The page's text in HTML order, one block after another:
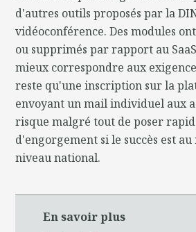
d'autres outils proposés par la
vidéoconférence. Des modules
ou supprimés par rapport au
mieux correspondre aux
reste qu'une inscription sur la
envoyant un mail individuel aux
risque malgré tout de poser
d'engorgement si le succès est
niveau national.
En savoir plus